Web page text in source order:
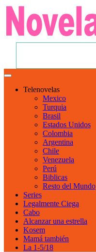
Telenovelas
Mexico
Turquia
Brasil
Estados Unidos
Colombia
Argentina
Chile
Venezuela
Perú
Biblicas
Resto del Mundo
Series
Legalmente Ciega
Cabo
Alcanzar una estrella
Kosem
Mamá también
La 1-5/18